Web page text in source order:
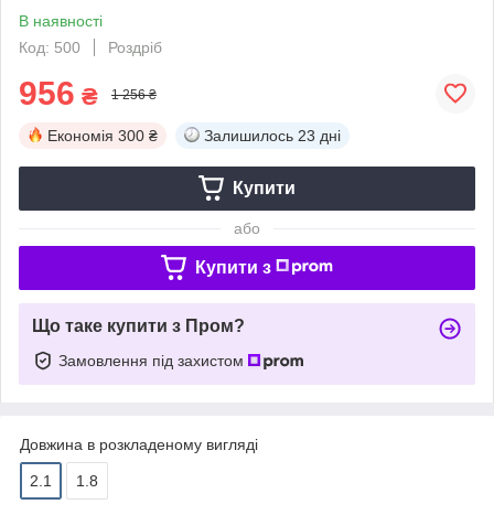
В наявності
Код: 500
Роздріб
956 ₴ 1 256 ₴
Економія 300 ₴ Залишилось 23 дні
Купити
або
Купити з
Що таке купити з Пром?
Замовлення під захистом
Довжина в розкладеному вигляді
2.1 1.8